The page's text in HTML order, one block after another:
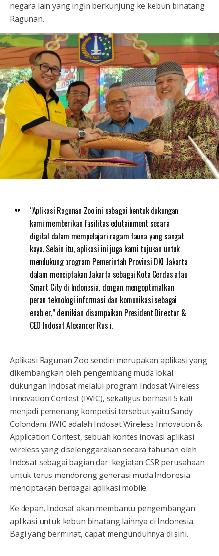
negara lain yang ingin berkunjung ke kebun binatang
Ragunan.
“Aplikasi Ragunan Zoo ini sebagai bentuk dukungan
kami memberikan fasilitas edutainment secara
digital dalam mempelajari ragam fauna yang sangat
kaya. Selain itu, aplikasi ini juga kami tujukan untuk
mendukung program Pemerintah Provinsi DKI Jakarta
dalam menciptakan Jakarta sebagai Kota Cerdas atau
Smart City di Indonesia, dengan mengoptimalkan
peran teknologi informasi dan komunikasi sebagai
enabler,” demikian disampaikan President Director &
CEO Indosat Alexander Rusli.
Aplikasi Ragunan Zoo sendiri merupakan aplikasi yang
dikembangkan oleh pengembang muda lokal
dukungan Indosat melalui program Indosat Wireless
Innovation Contest (IWIC), sekaligus berhasil 5 kali
menjadi pemenang kompetisi tersebut yaitu Sandy
Colondam. IWIC adalah Indosat Wireless Innovation &
Application Contest, sebuah kontes inovasi aplikasi
wireless yang diselenggarakan secara tahunan oleh
Indosat sebagai bagian dari kegiatan CSR perusahaan
untuk terus mendorong generasi muda Indonesia
menciptakan berbagai aplikasi mobile.
Ke depan, Indosat akan membantu pengembangan
aplikasi untuk kebun binatang lainnya di Indonesia.
Bagi yang berminat, dapat mengunduhnya di sini.